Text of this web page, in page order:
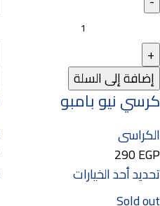
إضافة إلى السلة
كرسي نيو بامبو
الكراسى
290EGP
تحديد أحد الخيارات
Sold out